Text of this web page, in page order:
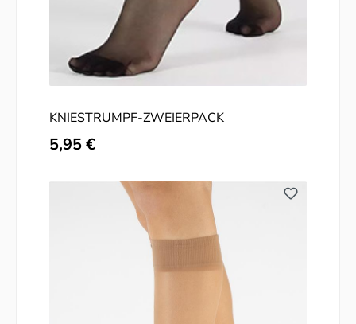
KNIESTRUMPF-ZWEIERPACK
Regulärer Preis:
5,95 €